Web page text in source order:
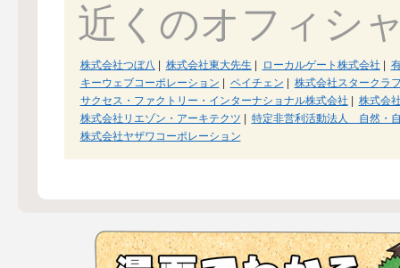
近くのオフィシ
株式会社つぼ八 株式会社東大先生 ローカルゲート株式会社
キーウェブコーポレーション
ペイチェン
株式会社スタークラ
サクセス・ファクトリー・インターナショナル株式会社
株式会
株式会社リエゾン・アーキテクツ
特定非営利活動法人 自然・
株式会社ヤザワコーポレーション